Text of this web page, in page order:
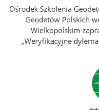
Ośrodek Szkolenia
Geodetów Polskich
Wielkopolskim
„Weryfikacyjne